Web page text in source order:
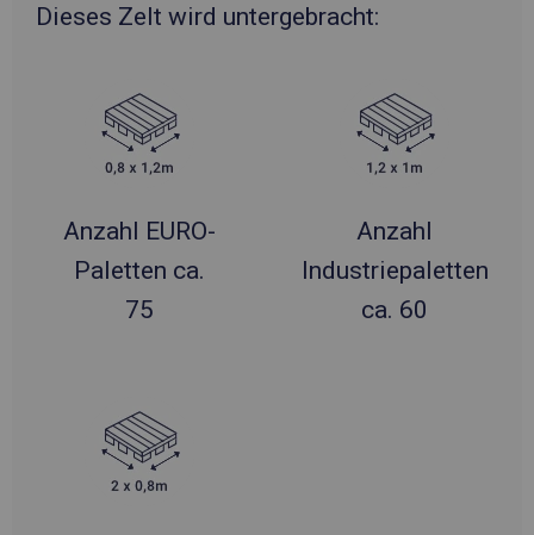
Dieses Zelt wird untergebracht:
Anzahl EURO-
Paletten ca.
75
Anzahl
Industriepaletten
ca. 60